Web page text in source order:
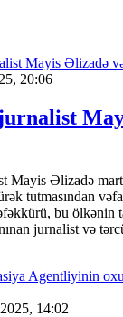
20:06
jurnalist
Mayis Əlizadə
tutmasından
bu ölkənin
jurnalist və
14:02